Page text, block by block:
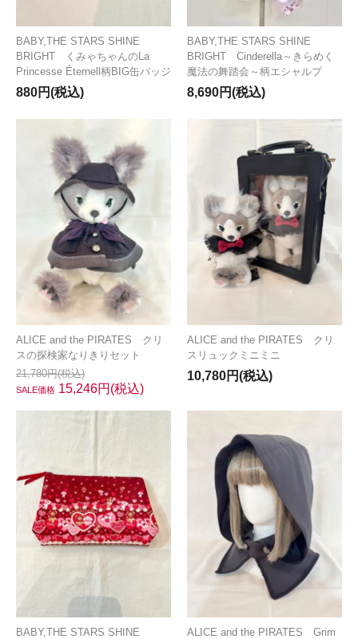
BABY,THE STARS SHINE
BRIGHT くみゃちゃんのLa
Princesse Éternell柄BIG缶バッジ
880円(税込)
BABY,THE STARS SHINE
BRIGHT Cinderella～きらめく
魔法の舞踏会～柄エシャルプ
8,690円(税込)
ALICE and the PIRATES クリ
スの探検家なりきりセット
21,780円(税込)
SALE価格 15,246円(税込)
ALICE and the PIRATES クリ
スリュックミニミニ
10,780円(税込)
BABY,THE STARS SHINE
ALICE and the PIRATES Grim